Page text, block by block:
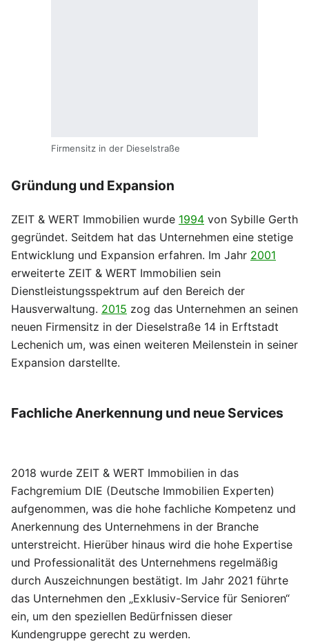
Firmensitz in der Dieselstraße
Gründung und Expansion
ZEIT & WERT Immobilien wurde 1994 von Sybille Gerth
gegründet. Seitdem hat das Unternehmen eine stetige
Entwicklung und Expansion erfahren. Im Jahr 2001
erweiterte ZEIT & WERT Immobilien sein
Dienstleistungsspektrum auf den Bereich der
Hausverwaltung. 2015 zog das Unternehmen an seinen
neuen Firmensitz in der Dieselstraße 14 in Erftstadt
Lechenich um, was einen weiteren Meilenstein in seiner
Expansion darstellte.
Fachliche Anerkennung und neue Services
2018 wurde ZEIT & WERT Immobilien in das
Fachgremium DIE (Deutsche Immobilien Experten)
aufgenommen, was die hohe fachliche Kompetenz und
Anerkennung des Unternehmens in der Branche
unterstreicht. Hierüber hinaus wird die hohe Expertise
und Professionalität des Unternehmens regelmäßig
durch Auszeichnungen bestätigt. Im Jahr 2021 führte
das Unternehmen den „Exklusiv-Service für Senioren“
ein, um den speziellen Bedürfnissen dieser
Kundengruppe gerecht zu werden.